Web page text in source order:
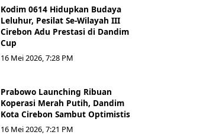
Kodim 0614 Hidupkan Budaya
Leluhur, Pesilat Se-Wilayah III
Cirebon Adu Prestasi di Dandim
Cup
16 Mei 2026, 7:28 PM
Prabowo Launching Ribuan
Koperasi Merah Putih, Dandim
Kota Cirebon Sambut Optimistis
16 Mei 2026, 7:21 PM